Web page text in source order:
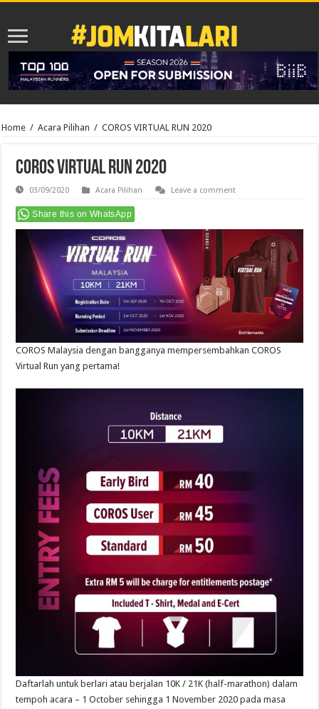
Home / Acara Pilihan / COROS VIRTUAL RUN 2020
COROS VIRTUAL RUN 2020
03/09/2020 Acara Pilihan Leave a comment
Share this on WhatsApp
COROS Malaysia dengan bangganya mempersembahkan COROS
Virtual Run yang pertama!
Daftarlah untuk berlari atau berjalan 10K / 21K (half-marathon) dalam
tempoh acara – 1 October sehingga 1 November 2020 pada masa